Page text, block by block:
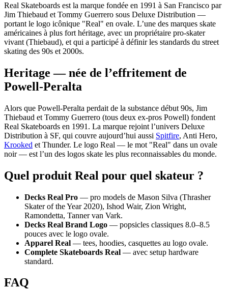
Real Skateboards est la marque fondée en 1991 à San Francisco par
Jim Thiebaud et Tommy Guerrero sous Deluxe Distribution —
portant le logo icônique "Real" en ovale. L’une des marques skate
américaines à plus fort héritage, avec un propriétaire pro-skater
vivant (Thiebaud), et qui a participé à définir les standards du street
skating des 90s et 2000s.
Heritage — née de l’effritement de
Powell-Peralta
Alors que Powell-Peralta perdait de la substance début 90s, Jim
Thiebaud et Tommy Guerrero (tous deux ex-pros Powell) fondent
Real Skateboards en 1991. La marque rejoint l’univers Deluxe
Distribution à SF, qui couvre aujourd’hui aussi Spitfire, Anti Hero,
Krooked et Thunder. Le logo Real — le mot "Real" dans un ovale
noir — est l’un des logos skate les plus reconnaissables du monde.
Quel produit Real pour quel skateur ?
Decks Real Pro — pro models de Mason Silva (Thrasher
Skater of the Year 2020), Ishod Wair, Zion Wright,
Ramondetta, Tanner van Vark.
Decks Real Brand Logo — popsicles classiques 8.0–8.5
pouces avec le logo ovale.
Apparel Real — tees, hoodies, casquettes au logo ovale.
Complete Skateboards Real — avec setup hardware
standard.
FAQ